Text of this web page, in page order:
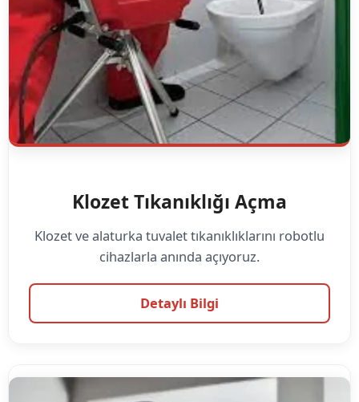
Klozet Tıkanıklığı Açma
Klozet ve alaturka tuvalet tıkanıklıklarını robotlu
cihazlarla anında açıyoruz.
Detaylı Bilgi